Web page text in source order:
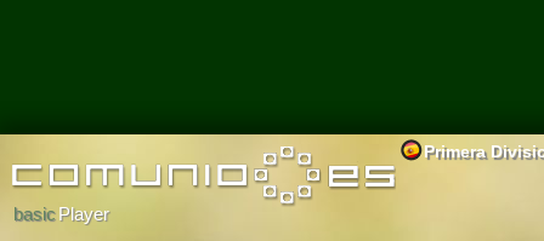
Primera
basicPlayer